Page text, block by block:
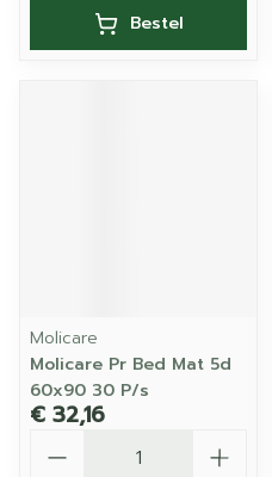
Bestel
Molicare
Molicare Pr Bed Mat 5d
60x90 30 P/s
€ 32,16